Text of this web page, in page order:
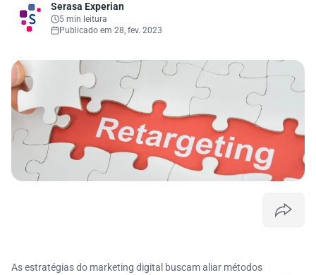
Serasa Experian
5 min leitura
Publicado em 28, fev. 2023
As estratégias do marketing digital buscam aliar métodos